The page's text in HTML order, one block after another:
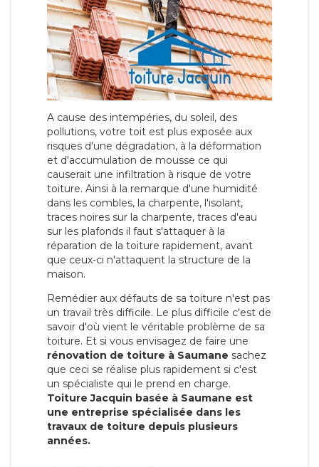
A cause des intempéries, du soleil, des
pollutions, votre toit est plus exposée aux
risques d'une dégradation, à la déformation
et d'accumulation de mousse ce qui
causerait une infiltration à risque de votre
toiture. Ainsi à la remarque d'une humidité
dans les combles, la charpente, l'isolant,
traces noires sur la charpente, traces d'eau
sur les plafonds il faut s'attaquer à la
réparation de la toiture rapidement, avant
que ceux-ci n'attaquent la structure de la
maison.
Remédier aux défauts de sa toiture n'est pas
un travail très difficile. Le plus difficile c'est de
savoir d'où vient le véritable problème de sa
toiture. Et si vous envisagez de faire une
rénovation de toiture à Saumane sachez
que ceci se réalise plus rapidement si c'est
un spécialiste qui le prend en charge.
Toiture Jacquin basée à Saumane est
une entreprise spécialisée dans les
travaux de toiture depuis plusieurs
années.